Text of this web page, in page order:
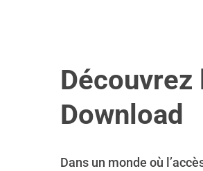
Découvrez
Download
Dans un monde où